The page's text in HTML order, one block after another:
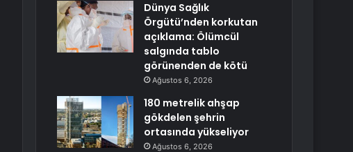
Dünya Sağlık
Örgütü’nden korkutan
açıklama: Ölümcül
salgında tablo
görünenden de kötü
Ağustos 6, 2026
180 metrelik ahşap
gökdelen şehrin
ortasında yükseliyor
Ağustos 6, 2026